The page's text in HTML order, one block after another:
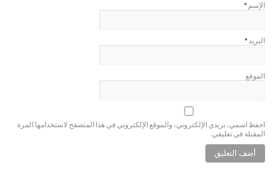
الإسم *
البريد*
الموقع
احفظ اسمي، بريدي الإلكتروني، والموقع الإلكتروني في هذا المتصفح لاستخدامها المرة
المقبلة في تعليقي.